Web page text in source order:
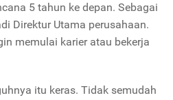
5 tahun ke depan. Sebagai
Direktur Utama perusahaan.
memulai karier atau bekerja
itu keras. Tidak semudah